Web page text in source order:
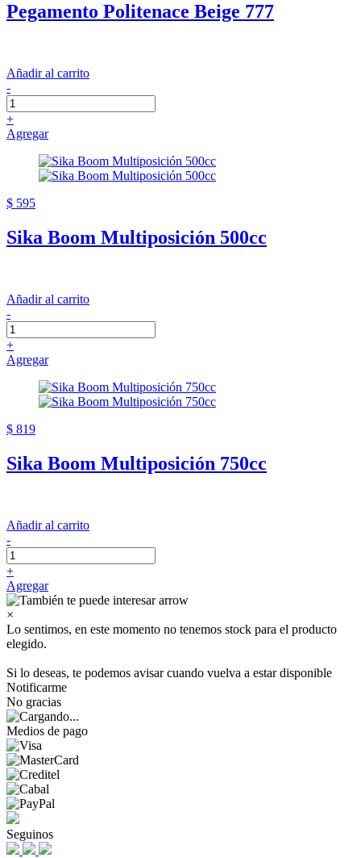
Pegamento Politenace Beige 777
Añadir al carrito
-
+
Agregar
$ 595
Sika Boom Multiposición 500cc
Añadir al carrito
-
+
Agregar
$ 819
Sika Boom Multiposición 750cc
Añadir al carrito
-
+
Agregar
×
Lo sentimos, en este momento no tenemos stock para el producto
elegido.
Si lo deseas, te podemos avisar cuando vuelva a estar disponible
Notificarme
No gracias
Medios de pago
Seguinos